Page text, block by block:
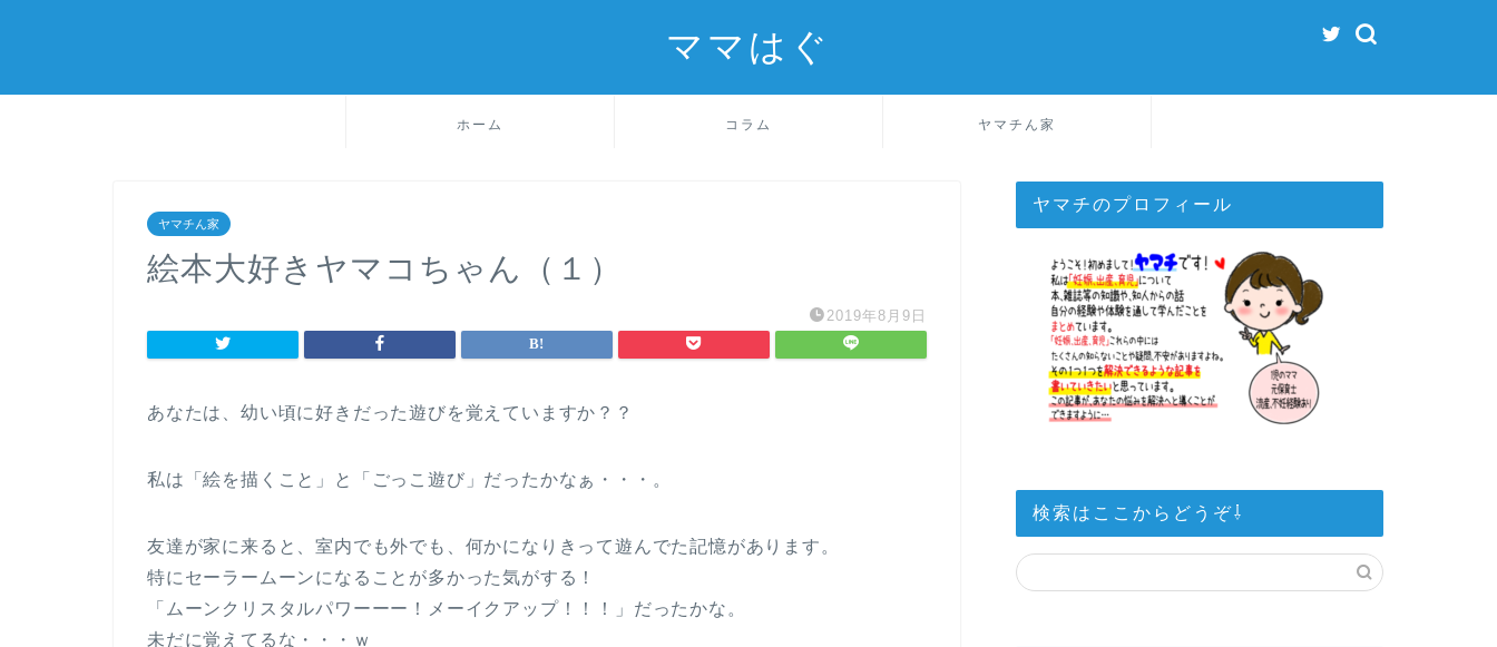
ママはぐ
ホーム コラム ヤマチん家
ヤマチん家
絵本大好きヤマコちゃん（１）
2019年8月9日
あなたは、幼い頃に好きだった遊びを覚えていますか？？
私は「絵を描くこと」と「ごっこ遊び」だったかなぁ・・・。
友達が家に来ると、室内でも外でも、何かになりきって遊んでた記憶があります。
特にセーラームーンになることが多かった気がする！
「ムーンクリスタルパワーーー！メーイクアップ！！！」だったかな。
未だに覚えてるな・・・ｗ
ヤマチのプロフィール
検索はここからどうぞ⇩